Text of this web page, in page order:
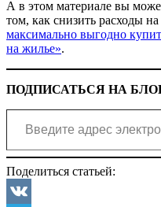
А в этом материале вы
том, как снизить расходы
максимально выгодно
на жилье».
ПОДПИСАТЬСЯ НА
Введите адрес электронной почты…
Поделиться статьей: